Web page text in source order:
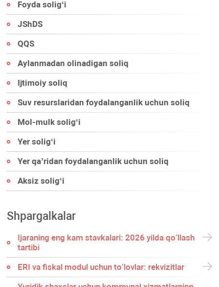
Foyda soligʻi
JShDS
QQS
Aylanmadan olinadigan soliq
Ijtimoiy soliq
Suv resurslaridan foydalanganlik uchun soliq
Mol-mulk soligʻi
Yer soligʻi
Yer qa’ridan foydalanganlik uchun soliq
Aksiz soligʻi
Shpargalkalar
Ijaraning eng kam stavkalari: 2026 yilda qoʻllash
tartibi
ERI va fiskal modul uchun toʻlovlar: rekvizitlar